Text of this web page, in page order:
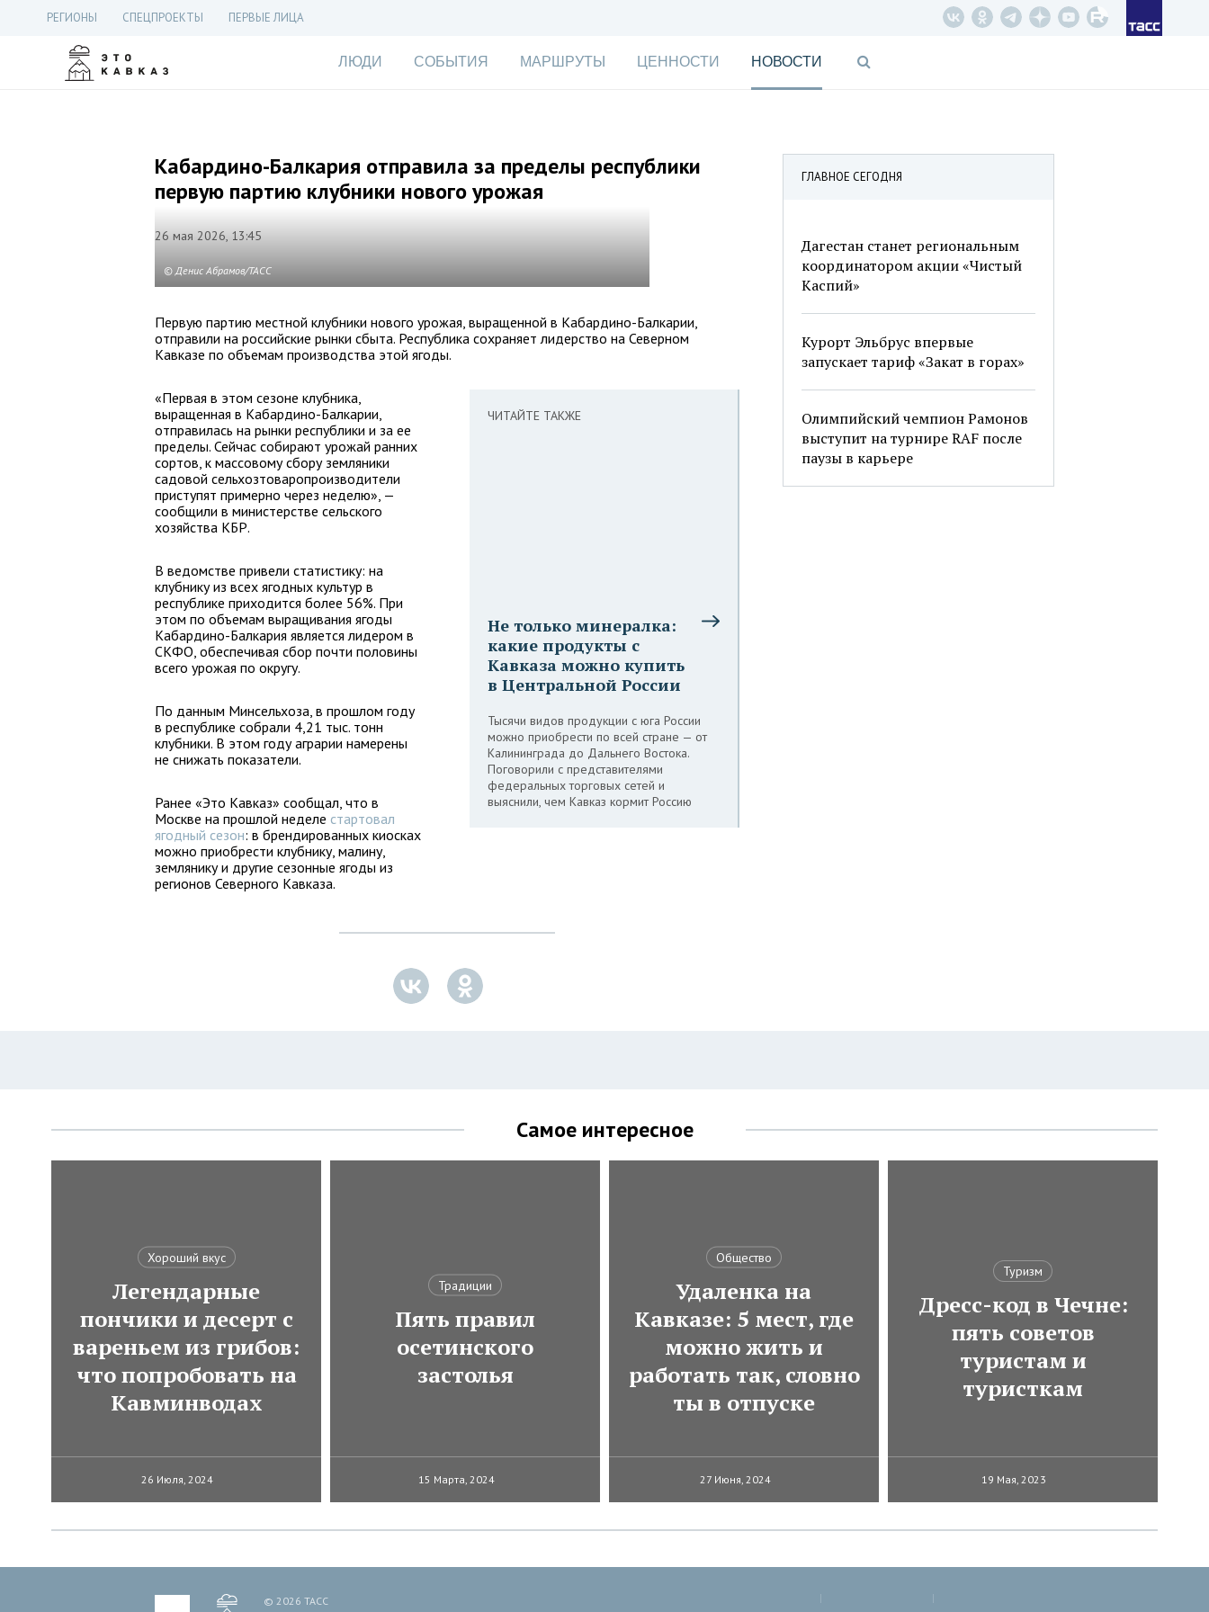
РЕГИОНЫ СПЕЦПРОЕКТЫ ПЕРВЫЕ ЛИЦА
ЛЮДИ СОБЫТИЯ МАРШРУТЫ ЦЕННОСТИ НОВОСТИ
ГЛАВНОЕ СЕГОДНЯ
Дагестан станет региональным
координатором акции «Чистый
Каспий»
Курорт Эльбрус впервые
запускает тариф «Закат в горах»
Олимпийский чемпион Рамонов
выступит на турнире RAF после
паузы в карьере
Кабардино-Балкария отправила за пределы республики
первую партию клубники нового урожая
26 мая 2026, 13:45
© Денис Абрамов/ТАСС
Первую партию местной клубники нового урожая, выращенной в Кабардино-Балкарии,
отправили на российские рынки сбыта. Республика сохраняет лидерство на Северном
Кавказе по объемам производства этой ягоды.
ЧИТАЙТЕ ТАКЖЕ
Не только минералка:
какие продукты с
Кавказа можно купить
в Центральной России
Тысячи видов продукции с юга России
можно приобрести по всей стране — от
Калининграда до Дальнего Востока.
Поговорили с представителями
федеральных торговых сетей и
выяснили, чем Кавказ кормит Россию
«Первая в этом сезоне клубника,
выращенная в Кабардино-Балкарии,
отправилась на рынки республики и за ее
пределы. Сейчас собирают урожай ранних
сортов, к массовому сбору земляники
садовой сельхозтоваропроизводители
приступят примерно через неделю», —
сообщили в министерстве сельского
хозяйства КБР.
В ведомстве привели статистику: на
клубнику из всех ягодных культур в
республике приходится более 56%. При
этом по объемам выращивания ягоды
Кабардино-Балкария является лидером в
СКФО, обеспечивая сбор почти половины
всего урожая по округу.
По данным Минсельхоза, в прошлом году
в республике собрали 4,21 тыс. тонн
клубники. В этом году аграрии намерены
не снижать показатели.
Ранее «Это Кавказ» сообщал, что в
Москве на прошлой неделе стартовал
ягодный сезон: в брендированных киосках
можно приобрести клубнику, малину,
землянику и другие сезонные ягоды из
регионов Северного Кавказа.
Самое интересное
Хороший вкус
Легендарные
пончики и десерт с
вареньем из грибов:
что попробовать на
Кавминводах
26 Июля, 2024
Традиции
Пять правил
осетинского
застолья
15 Марта, 2024
Общество
Удаленка на
Кавказе: 5 мест, где
можно жить и
работать так, словно
ты в отпуске
27 Июня, 2024
Туризм
Дресс-код в Чечне:
пять советов
туристам и
туристкам
19 Мая, 2023
© 2026 ТАСС